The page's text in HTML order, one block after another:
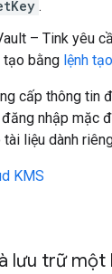
.
– Tink yêu
bằng lệnh
cấp thông tin
nhập mặc
liệu dành
KMS
lưu trữ